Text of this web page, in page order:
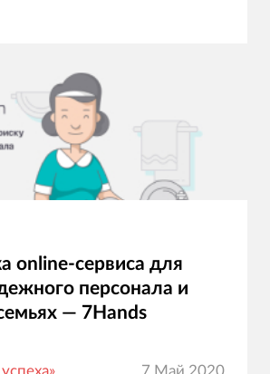
online-сервиса для
персонала и
— 7Hands